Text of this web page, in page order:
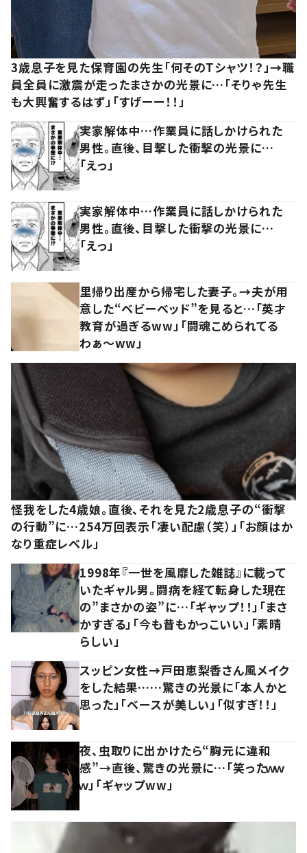
3歳息子を見た保育園の先生「何そのTシャツ！？」→職
員全員に激震が走ったまさかの光景に…「そりゃ先生
も大興奮するはず」「すげーー！！」
実家解体中…作業員に話しかけられた
男性。直後、目撃した衝撃の光景に…
「えっ」
実家解体中…作業員に話しかけられた
男性。直後、目撃した衝撃の光景に…
「えっ」
里帰り出産から帰宅した妻子。→夫が用
意した“ベビーベッド”を見ると…「英才
教育が過ぎるww」「闘魂こめられてる
わぁ～ww」
怪我をした4歳娘。直後、それを見た2歳息子の“衝撃
の行動”に…254万回表示「凄い配慮（笑）」「お顔はか
なり重症レベル」
1998年『一世を風靡した雑誌』に載って
いたギャル男。闘病を経て転身した現在
の”まさかの姿”に…「ギャップ！！」「まさ
かすぎる」「今も昔もかっこいい」「素晴
らしい」
スッピン女性→戸田恵梨香さん風メイク
をした結果……驚きの光景に「本人かと
思った」「ベースが美しい」「似すぎ！！」
夜、虫取りに出かけたら“胸元に違和
感”→直後、驚きの光景に…「笑ったｗｗ
ｗ」「ギャップww」